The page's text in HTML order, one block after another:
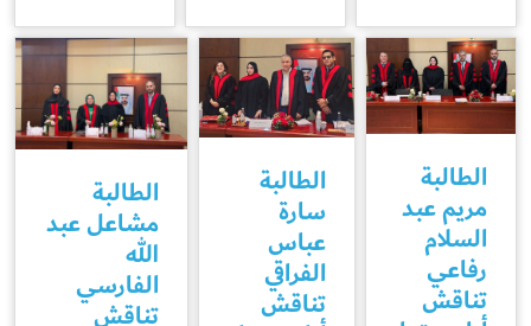
الطالبة
مريم عبد
السلام
رفاعي
تناقش
الطالبة
سارة
عباس
الفراقي
تناقش
الطالبة
مشاعل عبد
الله
الفارسي
تناقش